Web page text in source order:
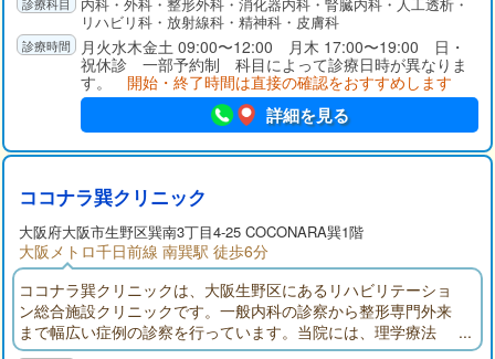
看護ステーションも併設しています。
リハビリ科・放射線科・精神科・皮膚科
月火水木金土 09:00〜12:00 月木 17:00〜19:00 日・
祝休診 一部予約制 科目によって診療日時が異なりま
す。 開始・終了時間は直接の確認をおすすめします
詳細を見る
ココナラ巽クリニック
大阪府大阪市生野区巽南3丁目4-25 COCONARA巽1階
大阪メトロ千日前線 南巽駅 徒歩6分
ココナラ巽クリニックは、大阪生野区にあるリハビリテーショ
ン総合施設クリニックです。一般内科の診察から整形専門外来
まで幅広い症例の診察を行っています。当院には、理学療法
士、作業療法士、言語聴覚士が多数在籍しているので、整形疾